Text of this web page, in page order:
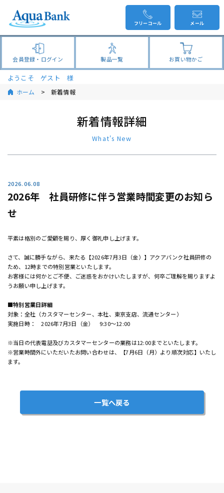
製品一覧
会員登録・ログイン お買い物かご
フリーコール メール
ようこそ ゲスト 様
ホーム 新着情報
新着情報詳細
What's New
2026.06.08
2026年 社員研修に伴う営業時間変更のお知ら
せ
平素は格別のご愛顧を賜り、厚く御礼申し上げます。
さて、誠に勝手ながら、来たる【2026年7月3日（金）】アクアバンク社員研修の
ため、12時までの特別営業といたします。
お客様には何かとご不便、ご迷惑をおかけいたしますが、何卒ご理解を賜りますよ
うお願い申し上げます。
■特別営業日詳細
対象：全社（カスタマーセンター、本社、東京支店、流通センター）
実施日時： 2026年7月3日（金） 9:30～12:00
※当日の代表電話及びカスタマーセンターの業務は12:00までといたします。
※営業時間外にいただいたお問い合わせは、【7月6日（月）より順次対応】いたし
ます。
一覧へ戻る